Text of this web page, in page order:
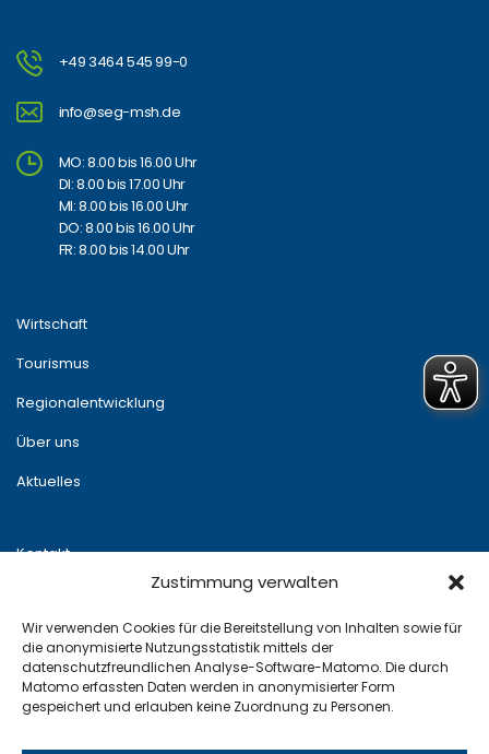
Zustimmung verwalten
Wir verwenden Cookies für die Bereitstellung von Inhalten sowie für
die anonymisierte Nutzungsstatistik mittels der
datenschutzfreundlichen Analyse-Software-Matomo. Die durch
Matomo erfassten Daten werden in anonymisierter Form
gespeichert und erlauben keine Zuordnung zu Personen.
+49 3464 545 99-0
info@seg-msh.de
MO: 8.00 bis 16.00 Uhr
DI: 8.00 bis 17.00 Uhr
MI: 8.00 bis 16.00 Uhr
DO: 8.00 bis 16.00 Uhr
FR: 8.00 bis 14.00 Uhr
Wirtschaft
Tourismus
Regionalentwicklung
Über uns
Aktuelles
Kontakt
Impressum
Datenschutz